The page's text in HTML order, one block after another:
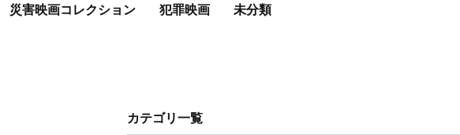
災害映画コレクション 犯罪映画 未分類
カテゴリ一覧